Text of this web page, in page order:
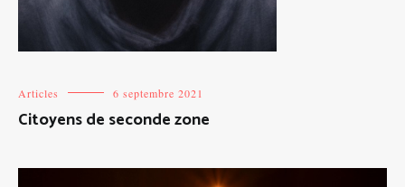
Articles 6 septembre 2021
Citoyens de seconde zone